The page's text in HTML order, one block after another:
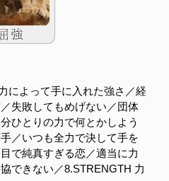
によって手に入れた強さ／経
失敗してもめげない／団体
ひとりの力で何とかしよう
／いつも全力で決して手を
で純真すぎる恋／適当に力
できない／8.STRENGTH 力